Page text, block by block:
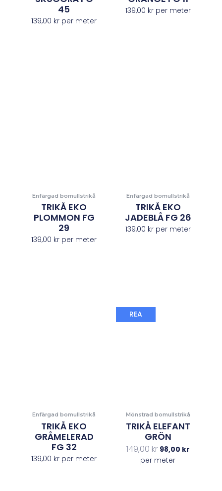
45
139,00 kr per meter
139,00 krper meter
Enfärgad bomullstrikå
TRIKÅ EKO
PLOMMON FG
29
139,00 kr per meter
Enfärgad bomullstrikå
TRIKÅ EKO
JADEBLÅ FG 26
139,00 krper meter
Enfärgad bomullstrikå
TRIKÅ EKO
GRÅMELERAD
FG 32
139,00 kr per meter
REA
Mönstrad bomullstrikå
TRIKÅ ELEFANT
GRÖN
149,00kr 98,00 kr
per meter